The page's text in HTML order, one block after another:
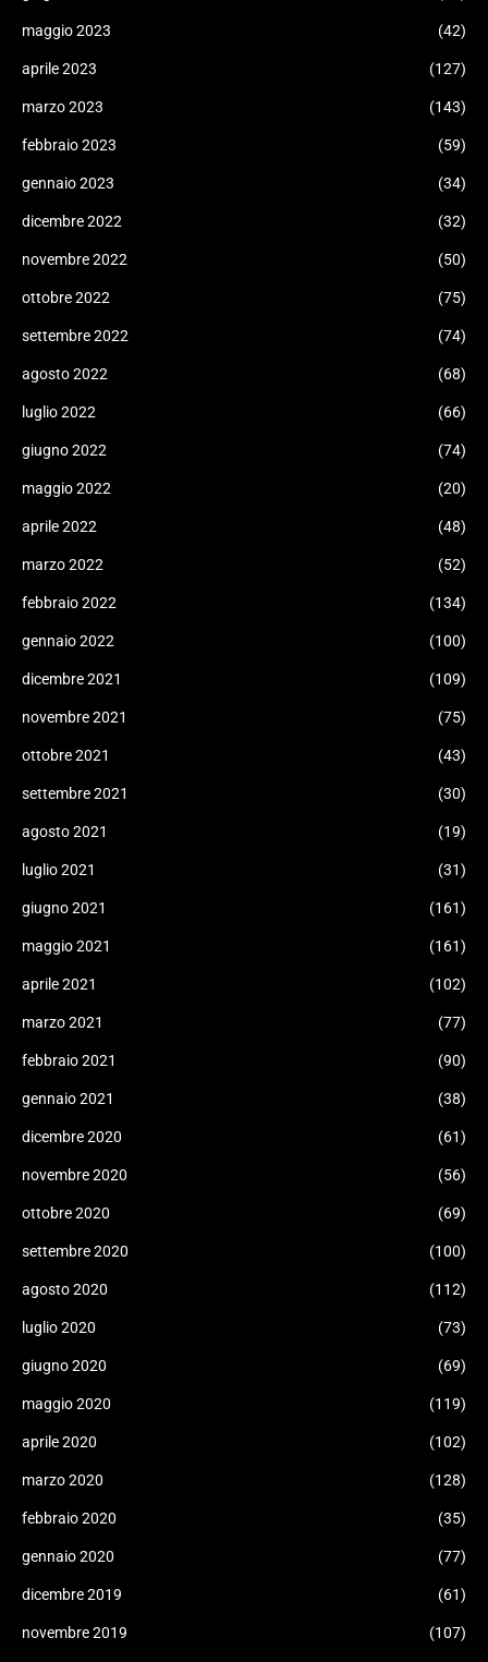
maggio 2023 (42)
aprile 2023 (127)
marzo 2023 (143)
febbraio 2023 (59)
gennaio 2023 (34)
dicembre 2022 (32)
novembre 2022 (50)
ottobre 2022 (75)
settembre 2022 (74)
agosto 2022 (68)
luglio 2022 (66)
giugno 2022 (74)
maggio 2022 (20)
aprile 2022 (48)
marzo 2022 (52)
febbraio 2022 (134)
gennaio 2022 (100)
dicembre 2021 (109)
novembre 2021 (75)
ottobre 2021 (43)
settembre 2021 (30)
agosto 2021 (19)
luglio 2021 (31)
giugno 2021 (161)
maggio 2021 (161)
aprile 2021 (102)
marzo 2021 (77)
febbraio 2021 (90)
gennaio 2021 (38)
dicembre 2020 (61)
novembre 2020 (56)
ottobre 2020 (69)
settembre 2020 (100)
agosto 2020 (112)
luglio 2020 (73)
giugno 2020 (69)
maggio 2020 (119)
aprile 2020 (102)
marzo 2020 (128)
febbraio 2020 (35)
gennaio 2020 (77)
dicembre 2019 (61)
novembre 2019 (107)